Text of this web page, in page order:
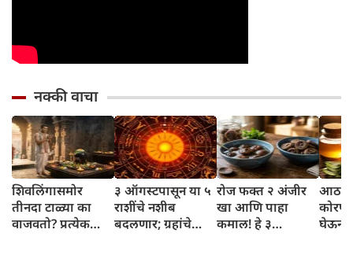
नक्की वाचा
शिवलिंगासमोर
तीनदा टाळ्या का
वाजवतो? प्रत्येक
३ ऑगस्टपासून या ५
राशींचे नशीब
बदलणार; ग्रहांचे
रोज फक्त २ अंजीर
खा आणि पाहा
कमाल! हे ३
घेऊन